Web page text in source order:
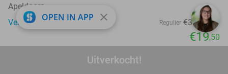
Uitverkocht!
Apeldoorn
Verkocht: 33.150
Regulier €30,50
€19,50
OPEN IN APP close